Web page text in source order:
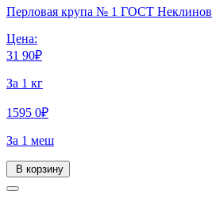
Перловая крупа № 1 ГОСТ
Цена:
31 90₽
За 1 кг
1595 0₽
За 1 меш
В корзину